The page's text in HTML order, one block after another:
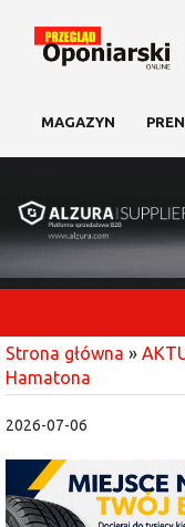
MAGAZYN
Strona główna »
Hamatona
2026-07-06